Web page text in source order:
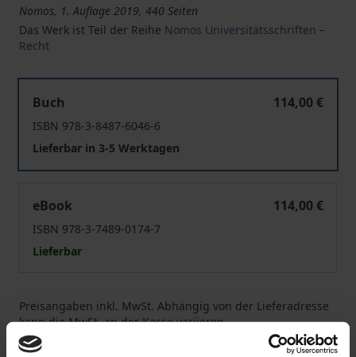
Nomos, 1. Auflage 2019, 440 Seiten
Das Werk ist Teil der Reihe Nomos Universitätsschriften –
Recht
Buch
114,00 €
ISBN 978-3-8487-6046-6
Lieferbar in 3-5 Werktagen
eBook
114,00 €
ISBN 978-3-7489-0174-7
Lieferbar
Preisangaben inkl. MwSt. Abhängig von der Lieferadresse
kann die MwSt. an der Kasse variieren.